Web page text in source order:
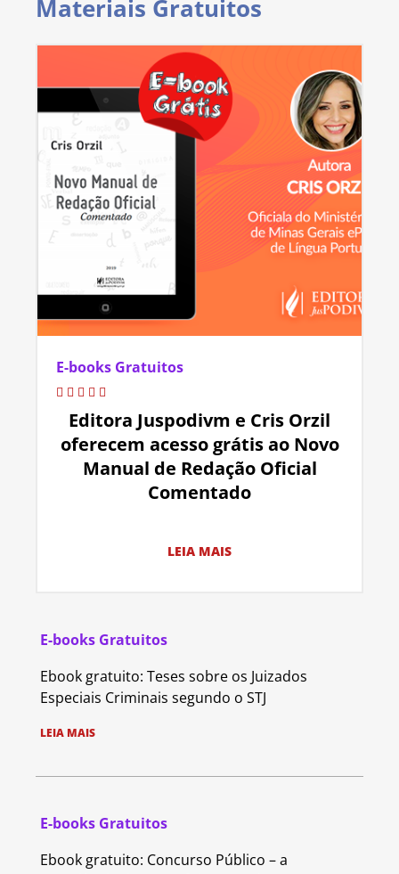
Materiais Gratuitos
E-books Gratuitos
Editora Juspodivm e Cris Orzil
oferecem acesso grátis ao Novo
Manual de Redação Oficial
Comentado
LEIA MAIS
E-books Gratuitos
Ebook gratuito: Teses sobre os Juizados
Especiais Criminais segundo o STJ
LEIA MAIS
E-books Gratuitos
Ebook gratuito: Concurso Público – a